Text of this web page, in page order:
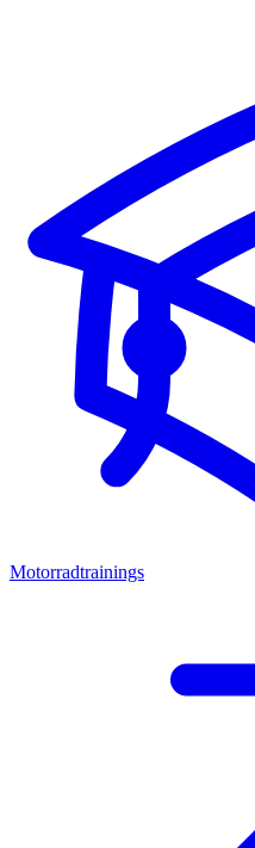
Motorradtrainings